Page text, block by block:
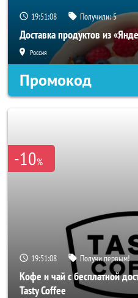
19:51:06 Получили:5
Доставка продуктов из
Россия
Промокод
-10%
19:51:06 Получи первым!
Кофе и чай с бесплатной
Tasty Coffee